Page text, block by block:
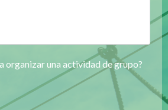
organizar una actividad de grupo?